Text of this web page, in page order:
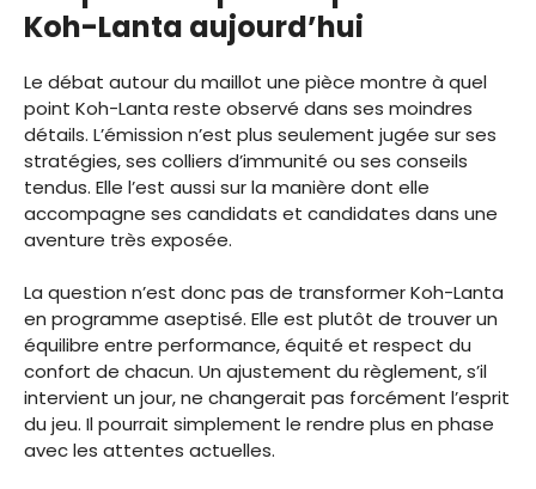
Koh-Lanta aujourd’hui
Le débat autour du maillot une pièce montre à quel
point Koh-Lanta reste observé dans ses moindres
détails. L’émission n’est plus seulement jugée sur ses
stratégies, ses colliers d’immunité ou ses conseils
tendus. Elle l’est aussi sur la manière dont elle
accompagne ses candidats et candidates dans une
aventure très exposée.
La question n’est donc pas de transformer Koh-Lanta
en programme aseptisé. Elle est plutôt de trouver un
équilibre entre performance, équité et respect du
confort de chacun. Un ajustement du règlement, s’il
intervient un jour, ne changerait pas forcément l’esprit
du jeu. Il pourrait simplement le rendre plus en phase
avec les attentes actuelles.